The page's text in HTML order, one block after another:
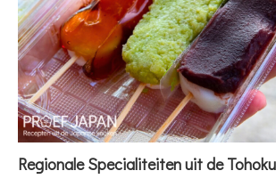
Regionale Specialiteiten uit de